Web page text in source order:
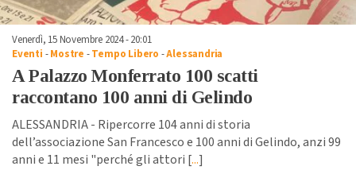
Venerdì, 15 Novembre 2024 - 20:01
Eventi -Mostre -Tempo Libero -Alessandria
A Palazzo Monferrato 100 scatti
raccontano 100 anni di Gelindo
ALESSANDRIA - Ripercorre 104 anni di storia
dell’associazione San Francesco e 100 anni di Gelindo, anzi 99
anni e 11 mesi "perché gli attori [...]